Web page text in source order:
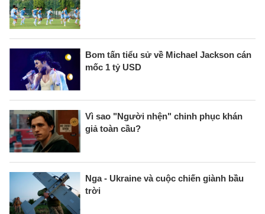
Bom tấn tiểu sử về Michael Jackson cán
mốc 1 tỷ USD
Vì sao "Người nhện" chinh phục khán
giả toàn cầu?
Nga - Ukraine và cuộc chiến giành bầu
trời